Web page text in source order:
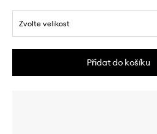
Zvolte velikost
Přidat do košíku